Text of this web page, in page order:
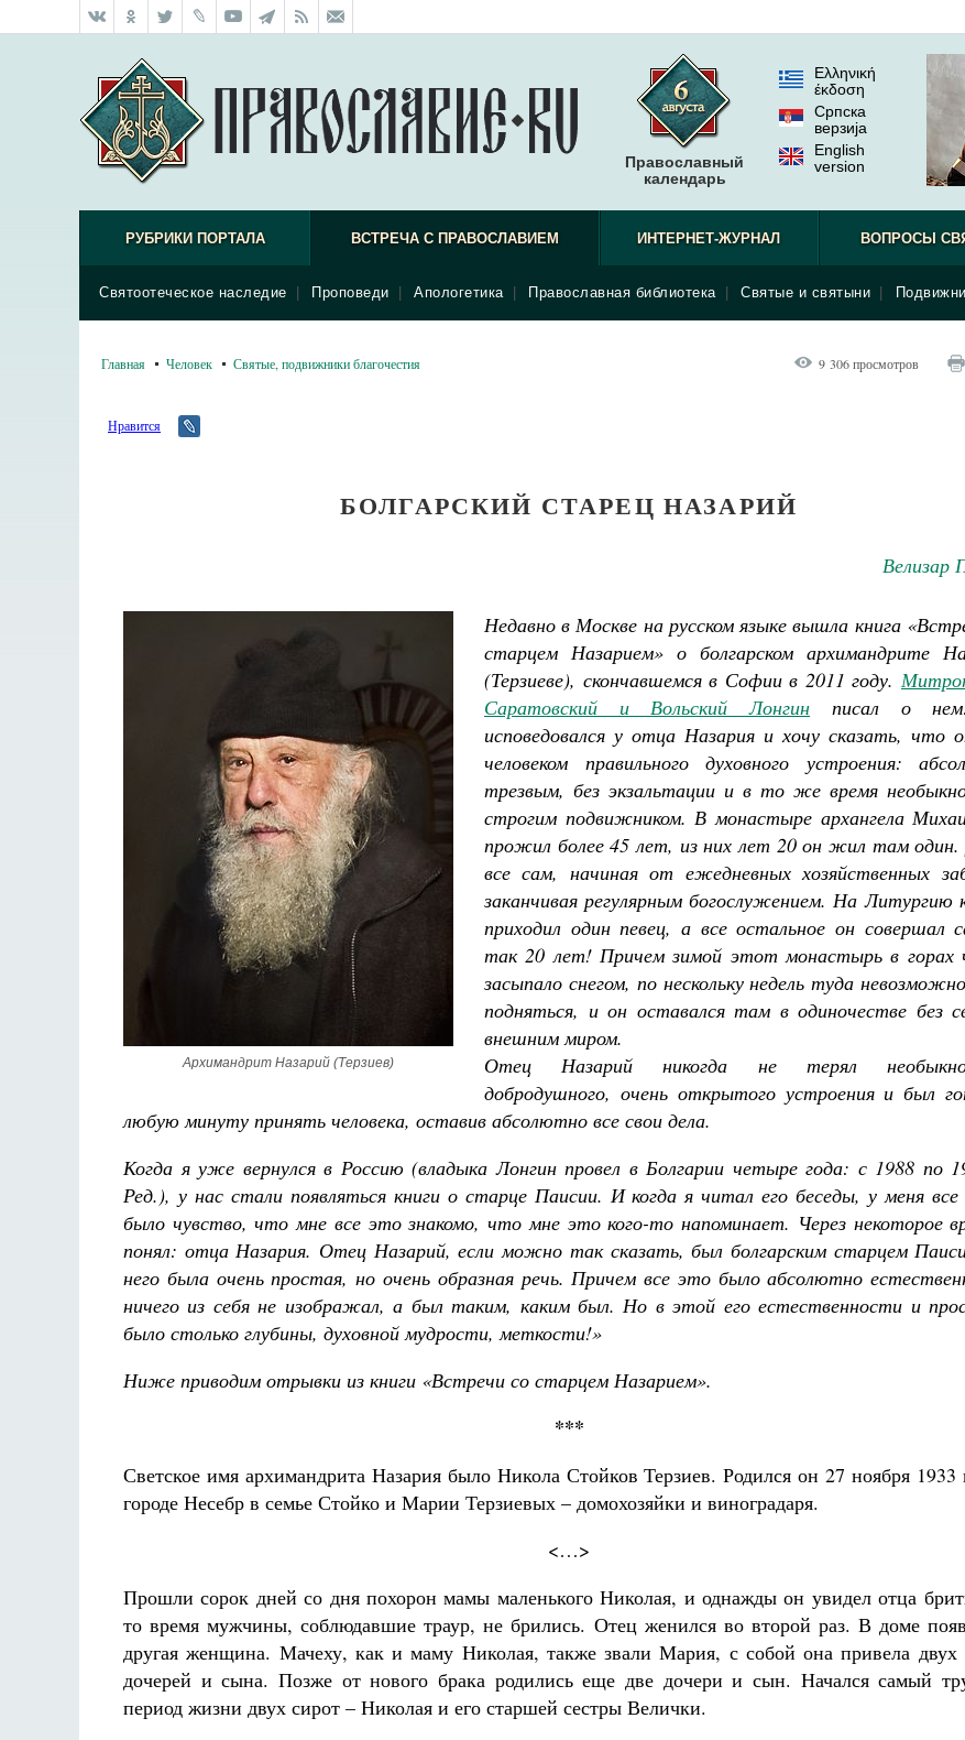
Православный
календарь
Ελληνική
έκδοση
Српска
верзиjа
English
version
РУБРИКИ ПОРТАЛА ВСТРЕЧА С ПРАВОСЛАВИЕМ
Святоотеческое наследие Проповеди Апологетика Православная библиотека Святые и святыни
ИНТЕРНЕТ-ЖУРНАЛ ВОПРОСЫ
Главная Человек Святые, подвижники благочестия 9 306 просмотров
Нравится
БОЛГАРСКИЙ СТАРЕЦ НАЗАРИЙ
Велизар
Архимандрит Назарий (Терзиев)
Недавно в Москве на русском языке вышла книга
старцем Назарием» о болгарском архимандрите
(Терзиеве), скончавшемся в Софии в 2011 году.
Саратовский и Вольский Лонгин писал о
исповедовался у отца Назария и хочу сказать, что
человеком правильного духовного устроения:
трезвым, без экзальтации и в то же время
строгим подвижником. В монастыре архангела
прожил более 45 лет, из них лет 20 он жил там один.
все сам, начиная от ежедневных хозяйственных
заканчивая регулярным богослужением. На Литургию
приходил один певец, а все остальное он совершал
так 20 лет! Причем зимой этот монастырь в горах
засыпало снегом, по нескольку недель туда
подняться, и он оставался там в одиночестве без
внешним миром.
Отец Назарий никогда не терял
добродушного, очень открытого устроения и был
любую минуту принять человека, оставив абсолютно все свои дела.
Когда я уже вернулся в Россию (владыка Лонгин провел в Болгарии четыре года: с 1988 по
Ред.), у нас стали появляться книги о старце Паисии. И когда я читал его беседы, у меня все
было чувство, что мне все это знакомо, что мне это кого-то напоминает. Через некоторое
понял: отца Назария. Отец Назарий, если можно так сказать, был болгарским старцем
него была очень простая, но очень образная речь. Причем все это было абсолютно
ничего из себя не изображал, а был таким, каким был. Но в этой его естественности и
было столько глубины, духовной мудрости, меткости!»
Ниже приводим отрывки из книги «Встречи со старцем Назарием».
***
Светское имя архимандрита Назария было Никола Стойков Терзиев. Родился он 27 ноября 1933
городе Несебр в семье Стойко и Марии Терзиевых – домохозяйки и виноградаря.
<…>
Прошли сорок дней со дня похорон мамы маленького Николая, и однажды он увидел отца
то время мужчины, соблюдавшие траур, не брились. Отец женился во второй раз. В доме
другая женщина. Мачеху, как и маму Николая, также звали Мария, с собой она привела двух
дочерей и сына. Позже от нового брака родились еще две дочери и сын. Начался самый
период жизни двух сирот – Николая и его старшей сестры Велички.
Фредерика де Грааф Как найти своё место в жизни
Кирилл Мурышев
Роман Котов